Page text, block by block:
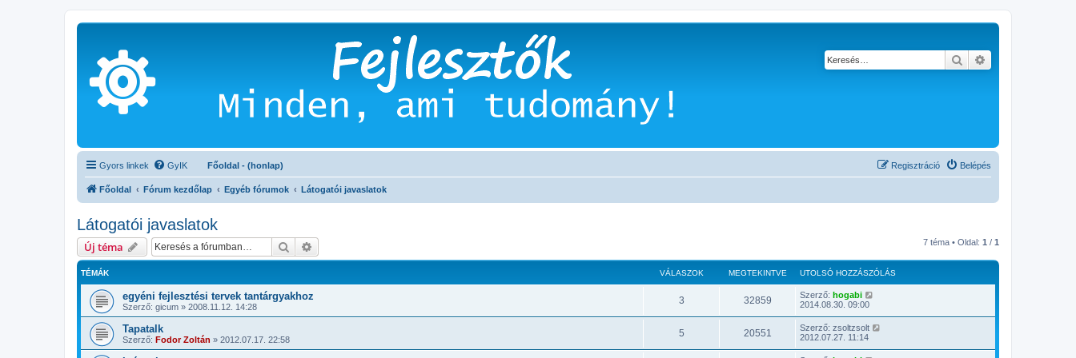
Keresés
Gyors linkek GyIK Főoldal - (honlap) Belépés
Regisztráció
Főoldal Fórum kezdőlap Egyéb fórumok Látogatói javaslatok
Látogatói javaslatok
Új téma Keresés 7 téma • Oldal: 1 / 1
TÉMÁK VÁLASZOK MEGTEKINTVE UTOLSÓ HOZZÁSZÓLÁS
egyéni fejlesztési tervek tantárgyakhoz
Szerző: gicum » 2008.11.12. 14:28
3 32859 Szerző: hogabi
2014.08.30. 09:00
Tapatalk
Szerző: Fodor Zoltán » 2012.07.17. 22:58
5 20551 Szerző: zsoltzsolt
2012.07.27. 11:14